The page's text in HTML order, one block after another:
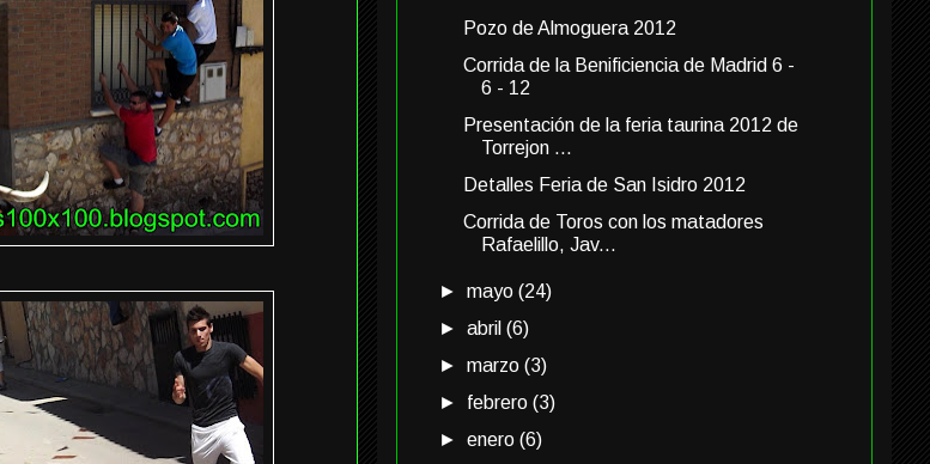
Pozo de Almoguera 2012
Corrida de la Benificiencia de Madrid 6 -
6 - 12
Presentación de la feria taurina 2012 de
Torrejon ...
Detalles Feria de San Isidro 2012
Corrida de Toros con los matadores
Rafaelillo, Jav...
►mayo(24)
►abril(6)
►marzo(3)
► febrero(3)
►enero(6)